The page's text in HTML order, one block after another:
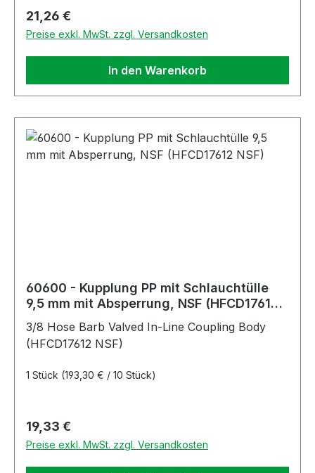
Regulärer Preis:
21,26 €
Preise exkl. MwSt. zzgl. Versandkosten
In den Warenkorb
60600 - Kupplung PP mit Schlauchtülle
9,5 mm mit Absperrung, NSF (HFCD17612
3/8 Hose Barb Valved In-Line Coupling Body
(HFCD17612 NSF)
1 Stück (193,30 € / 10 Stück)
Regulärer Preis:
19,33 €
Preise exkl. MwSt. zzgl. Versandkosten